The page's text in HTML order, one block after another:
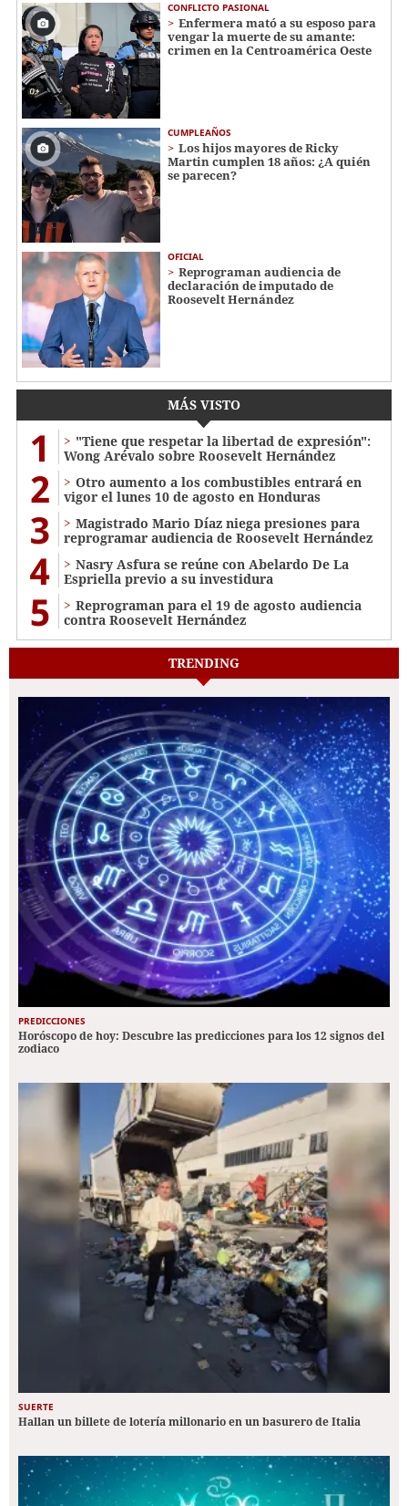
CONFLICTO PASIONAL
Enfermera mató a su esposo para
vengar la muerte de su amante:
crimen en la Centroamérica Oeste
CUMPLEAÑOS
Los hijos mayores de Ricky
Martin cumplen 18 años: ¿A quién
se parecen?
OFICIAL
Reprograman audiencia de
declaración de imputado de
Roosevelt Hernández
MÁS VISTO
1
"Tiene que respetar la libertad de expresión":
Wong Arévalo sobre Roosevelt Hernández
2
Otro aumento a los combustibles entrará en
vigor el lunes 10 de agosto en Honduras
3
Magistrado Mario Díaz niega presiones para
reprogramar audiencia de Roosevelt Hernández
4
Nasry Asfura se reúne con Abelardo De La
Espriella previo a su investidura
5
Reprograman para el 19 de agosto audiencia
contra Roosevelt Hernández
TRENDING
PREDICCIONES
Horóscopo de hoy: Descubre las predicciones para los 12 signos del
zodiaco
SUERTE
Hallan un billete de lotería millonario en un basurero de Italia